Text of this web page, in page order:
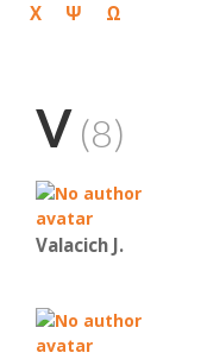
Χ
Ψ Ω
V (8)
Valacich J.